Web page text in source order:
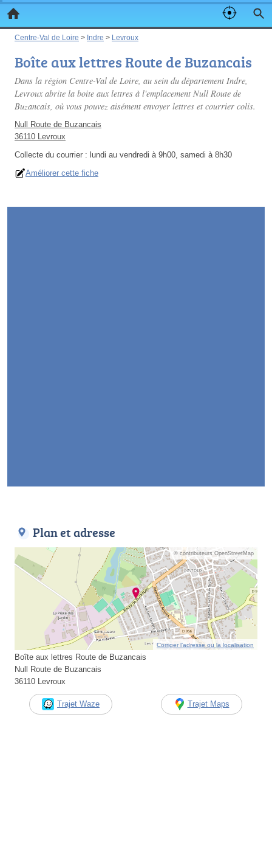
Centre-Val de Loire > Indre > Levroux
Boîte aux lettres Route de Buzancais
Dans la région Centre-Val de Loire, au sein du département Indre,
Levroux abrite la boite aux lettres à l'emplacement Null Route de
Buzancais, où vous pouvez aisément envoyer lettres et courrier colis.
Null Route de Buzancais
36110 Levroux
Collecte du courrier : lundi au vendredi à 9h00, samedi à 8h30
Améliorer cette fiche
Plan et adresse
© contributeurs OpenStreetMap
Corriger l’adresse ou la localisation
Boîte aux lettres Route de Buzancais
Null Route de Buzancais
36110 Levroux
Trajet Waze Trajet Maps